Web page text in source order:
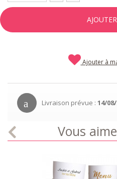
Ajouter à
Livraison prévue : 14/
Vous